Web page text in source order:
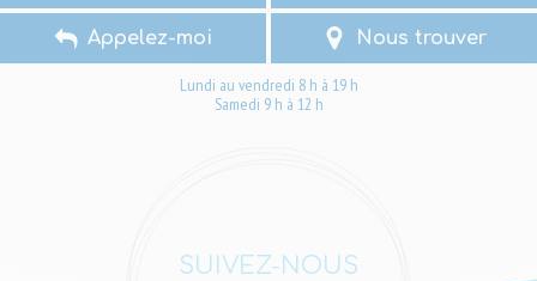
Lundi au vendredi 8 h à 19 h
Samedi 9 h à 12 h
Appelez-moi Nous trouver
SUIVEZ-NOUS